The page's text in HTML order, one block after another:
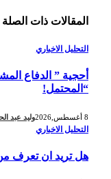
المقالاتذات الصلة
التحليل الاخباري
أحجية ” الدفاع
“المحتمل!
وليد عبد
التحليل الاخباري
هل تريد ان تعرف